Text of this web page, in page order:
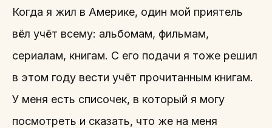
Когда я жил в Америке, один мой приятель
вёл учёт всему: альбомам, фильмам,
сериалам, книгам. С его подачи я тоже решил
в этом году вести учёт прочитанным книгам.
У меня есть списочек, в который я могу
посмотреть и сказать, что же на меня